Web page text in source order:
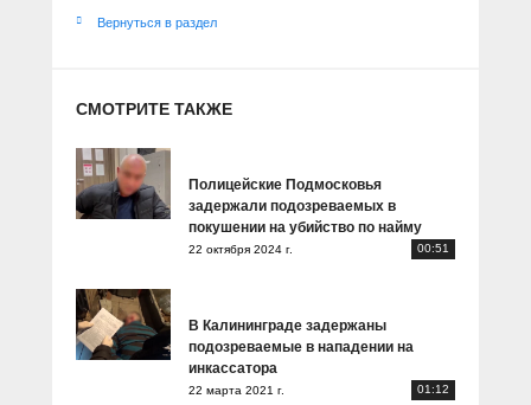
Вернуться в раздел
СМОТРИТЕ ТАКЖЕ
Полицейские Подмосковья
задержали подозреваемых в
покушении на убийство по найму
22 октября 2024 г. 00:51
В Калининграде задержаны
подозреваемые в нападении на
инкассатора
22 марта 2021 г. 01:12